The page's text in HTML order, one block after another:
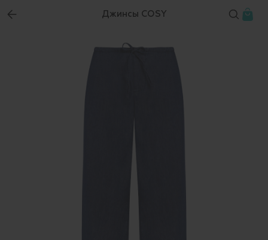
Джинсы COSY